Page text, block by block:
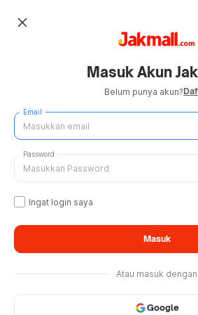
close
Masuk Akun
Belum punya akun?
Email
Password
Ingat login saya
Masuk
Atau masuk dengan
Google